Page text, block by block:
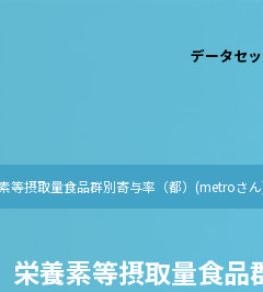
データセ
摂取量食品群別寄与率（都）(metroさ
養素等摂取量食品